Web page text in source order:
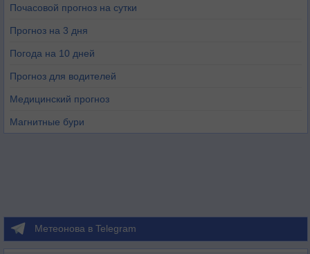
Почасовой прогноз на сутки
Прогноз на 3 дня
Погода на 10 дней
Прогноз для водителей
Медицинский прогноз
Магнитные бури
Метеонова в Telegram